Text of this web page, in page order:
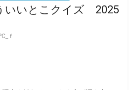
いいとこクイズ 2025
ｆ